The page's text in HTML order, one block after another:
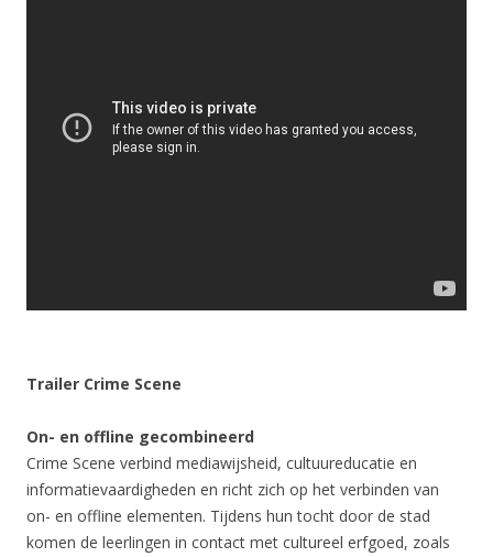
Trailer Crime Scene
On- en offline gecombineerd
Crime Scene verbind mediawijsheid, cultuureducatie en
informatievaardigheden en richt zich op het verbinden van
on- en offline elementen. Tijdens hun tocht door de stad
komen de leerlingen in contact met cultureel erfgoed, zoals